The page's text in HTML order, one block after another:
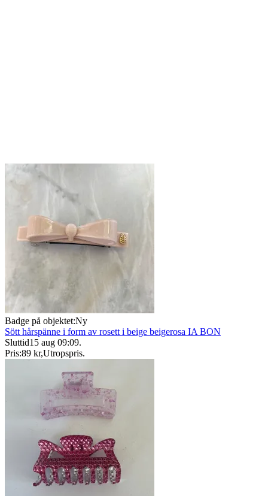
Badge på objektet:Ny
Sött hårspänne i form av rosett i beige beigerosa IA BON
Sluttid15 aug 09:09.
Pris:89 kr,Utropspris.